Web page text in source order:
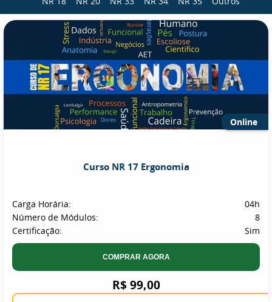
Online
Curso NR 17 Ergonomia
Carga Horária:
04h
Número de Módulos:
8
Certificação:
Sim
COMPRAR AGORA
R$ 99,00